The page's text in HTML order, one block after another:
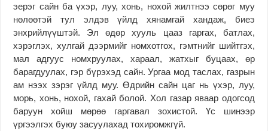
эерэг сайн ба үхэр, луу, хонь, нохой жилтнээ сөрөг муу
нөлөөтэй тул элдэв үйлд хянамгай хандаж, биеэ
энхрийлүүштэй. Эл өдөр хууль цааз гаргах, батлах,
хэрэглэх, хулгай дээрмийг номхотгох, гэмтнийг шийтгэх,
мал адгуус номхруулах, хараал, жатхыг буцаах, өр
барагдуулах, гэр бүрэхэд сайн. Ургаа мод таслах, газрын
ам нээх зэрэг үйлд муу. Өдрийн сайн цаг нь үхэр, луу,
морь, хонь, нохой, гахай болой. Хол газар яваар одогсод
баруун хойш мөрөө гаргавал зохистой. Үс шинээр
үргээлгэх буюу засуулахад тохиромжгүй.